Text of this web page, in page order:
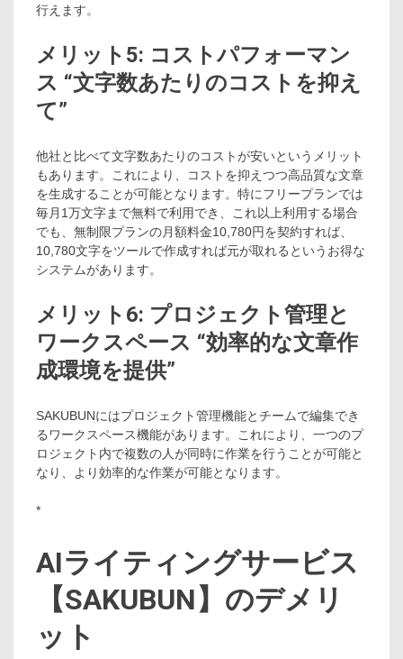
行えます。
メリット5: コストパフォーマン
ス “文字数あたりのコストを抑え
て”
他社と比べて文字数あたりのコストが安いというメリット
もあります。これにより、コストを抑えつつ高品質な文章
を生成することが可能となります。特にフリープランでは
毎月1万文字まで無料で利用でき、これ以上利用する場合
でも、無制限プランの月額料金10,780円を契約すれば、
10,780文字をツールで作成すれば元が取れるというお得な
システムがあります。
メリット6: プロジェクト管理と
ワークスペース “効率的な文章作
成環境を提供”
SAKUBUNにはプロジェクト管理機能とチームで編集でき
るワークスペース機能があります。これにより、一つのプ
ロジェクト内で複数の人が同時に作業を行うことが可能と
なり、より効率的な作業が可能となります。
*
AIライティングサービス
【SAKUBUN】のデメリ
ット